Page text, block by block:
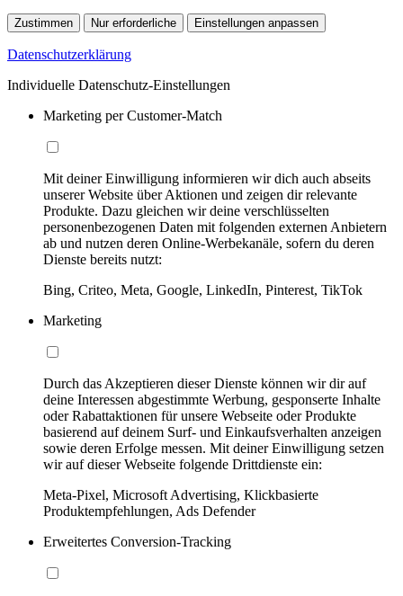
Zustimmen Nur erforderliche Einstellungen anpassen
Datenschutzerklärung
Individuelle Datenschutz-Einstellungen
Marketing per Customer-Match
Mit deiner Einwilligung informieren wir dich auch abseits
unserer Website über Aktionen und zeigen dir relevante
Produkte. Dazu gleichen wir deine verschlüsselten
personenbezogenen Daten mit folgenden externen Anbietern
ab und nutzen deren Online-Werbekanäle, sofern du deren
Dienste bereits nutzt:
Bing, Criteo, Meta, Google, LinkedIn, Pinterest, TikTok
Marketing
Durch das Akzeptieren dieser Dienste können wir dir auf
deine Interessen abgestimmte Werbung, gesponserte Inhalte
oder Rabattaktionen für unsere Webseite oder Produkte
basierend auf deinem Surf- und Einkaufsverhalten anzeigen
sowie deren Erfolge messen. Mit deiner Einwilligung setzen
wir auf dieser Webseite folgende Drittdienste ein:
Meta-Pixel, Microsoft Advertising, Klickbasierte
Produktempfehlungen, Ads Defender
Erweitertes Conversion-Tracking